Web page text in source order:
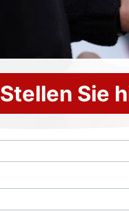
Stellen Sie